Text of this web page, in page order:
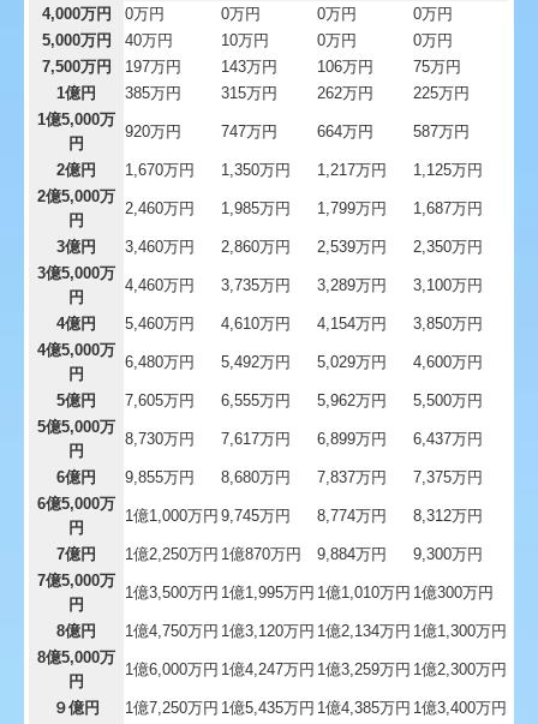
経営改善オンデマンド講座
FX4クラウド
関与先向け融資商品ご紹介
戦略財務情報システム
継続MASシステム
戦略販売・購買情報システム
戦略給与情報システム
建設業用会計情報DB
お問合せ
TKCシステムQ&A
社会福祉法人会計Q&A
経営革新等支援機関とは
4,000万円
0万円 0万円 0万円
0万円
5,000万円
40万円 10万円 0万円
0万円
7,500万円
197万円 143万円 106万円
75万円
1億円
385万円 315万円 262万円
225万円
1億5,000万
円
920万円 747万円 664万円 587万円
2億円 1,670万円 1,350万円 1,217万円
1,125万円
2億5,000万
円
2,460万円 1,985万円 1,799万円 1,687万円
3億円 3,460万円 2,860万円 2,539万円
2,350万円
3億5,000万
円
4,460万円 3,735万円 3,289万円 3,100万円
4億円 5,460万円 4,610万円 4,154万円
3,850万円
4億5,000万
円
6,480万円 5,492万円 5,029万円 4,600万円
5億円 7,605万円 6,555万円 5,962万円
5,500万円
5億5,000万
円
8,730万円 7,617万円 6,899万円 6,437万円
6億円 9,855万円 8,680万円 7,837万円
7,375万円
6億5,000万
円
1億1,000万円 9,745万円 8,774万円 8,312万円
7億円 1億2,250万円 1億870万円 9,884万円
9,300万円
7億5,000万
円
1億3,500万円 1億1,995万円 1億1,010万円 1億300万円
8億円 1億4,750万円 1億3,120万円 1億2,134万円 1億1,300万円
8億5,000万
円
1億6,000万円 1億4,247万円 1億3,259万円 1億2,300万円
９億円 1億7,250万円 1億5,435万円 1億4,385万円 1億3,400万円